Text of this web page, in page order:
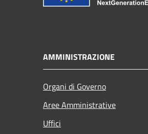
AMMINISTRAZIONE
Organi di Governo
Aree Amministrative
Uffici